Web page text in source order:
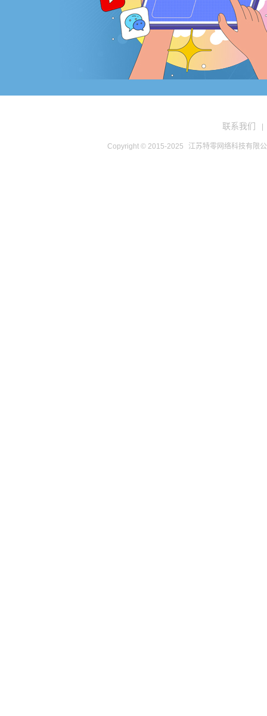
联系我们
Copyright © 2015-2025 江苏特零网络科技有限